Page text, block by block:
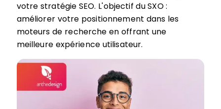
votre stratégie SEO. L'objectif du SXO :
améliorer votre positionnement dans les
moteurs de recherche en offrant une
meilleure expérience utilisateur.